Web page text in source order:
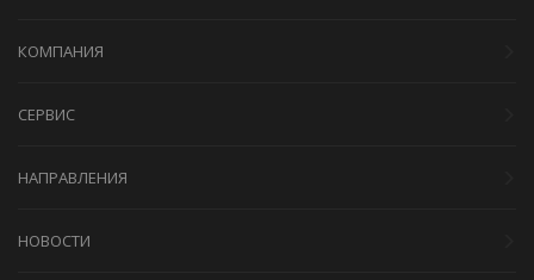
КОМПАНИЯ
СЕРВИС
НАПРАВЛЕНИЯ
НОВОСТИ